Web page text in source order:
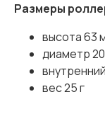
Размеры
высота 63
диаметр
вес 25 г